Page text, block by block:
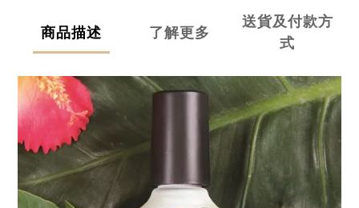
商品描述 了解更多
送貨及付款方
式